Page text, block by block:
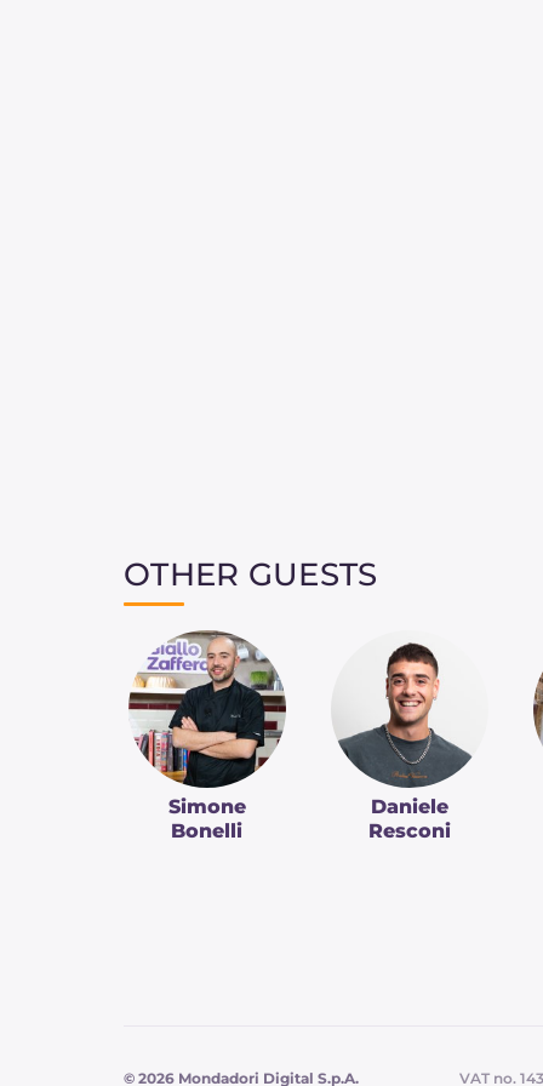
OTHER GUESTS
Simone
Bonelli
Daniele
Resconi
© 2026 Mondadori Digital S.p.A. VAT no.